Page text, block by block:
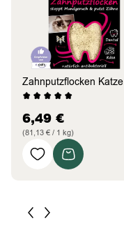
Zahnputzflocken Katze
6,49 €
(81,13 € / 1 kg)